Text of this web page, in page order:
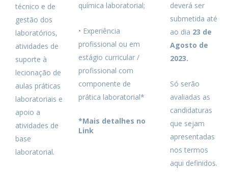
técnico e de
gestão dos
laboratórios,
atividades de
suporte à
lecionação de
aulas práticas
laboratoriais e
apoio a
atividades de
base
laboratorial.
química laboratorial;
• Experiência
profissional ou em
estágio curricular /
profissional com
componente de
prática laboratorial*
*Mais detalhes no
Link
deverá ser
submetida até
ao dia 23 de
Agosto de
2023.
Só serão
avaliadas as
candidaturas
que sejam
apresentadas
nos termos
aqui definidos.